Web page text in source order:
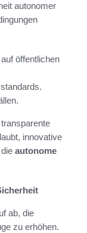
autonomer
öffentlichen
innovative
autonome
ab, die
zu erhöhen.